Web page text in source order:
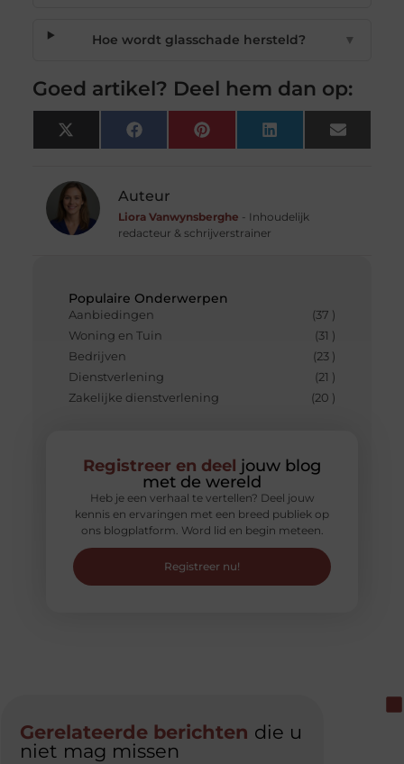
Populaire Onderwerpen
Aanbiedingen
(37 )
Woning en Tuin
(31 )
Bedrijven
(23 )
Dienstverlening
(21 )
Zakelijke dienstverlening
(20 )
Registreer en deel jouw blog
met de wereld
Heb je een verhaal te vertellen? Deel jouw
kennis en ervaringen met een breed publiek op
ons blogplatform. Word lid en begin meteen.
Registreer nu!
Hoe wordt glasschade hersteld? ▼
Goed artikel? Deel hem dan op:
X
(Twitter)
FacebookPinterest LinkedIn Email
Auteur
Liora Vanwynsberghe - Inhoudelijk
redacteur & schrijverstrainer
Gerelateerde berichten die u
niet mag missen